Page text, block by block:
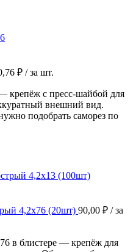
₽ / за шт.
с пресс-шайбой для
внешний вид.
подобрать саморез по
4,2х76 (20шт) 90,00 ₽ / за
в блистере — крепёж для